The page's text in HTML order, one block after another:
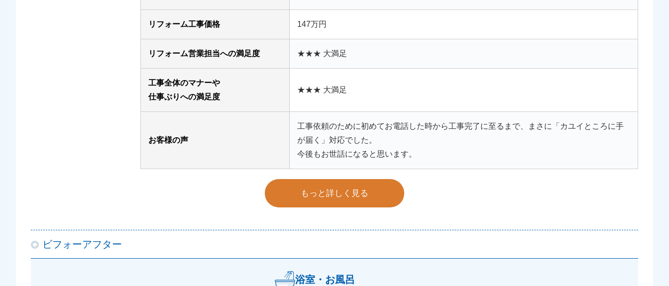
リフォーム工事価格 147万円
リフォーム営業担当への満足度 ★★★ 大満足
工事全体のマナーや
仕事ぶりへの満足度
★★★ 大満足
お客様の声
工事依頼のために初めてお電話した時から工事完了に至るまで、まさに「カユイところに手
が届く」対応でした。
今後もお世話になると思います。
もっと詳しく見る
ビフォーアフター
浴室・お風呂